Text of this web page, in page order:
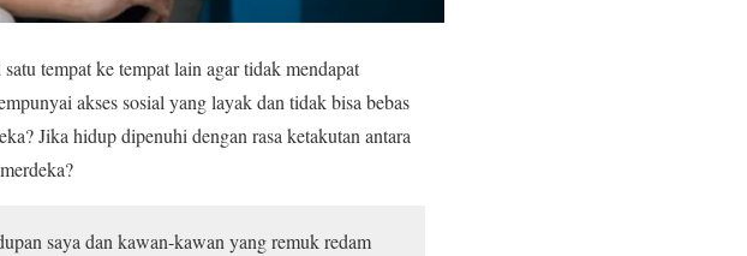
tempat ke tempat lain agar tidak mendapat
akses sosial yang layak dan tidak bisa bebas
Jika hidup dipenuhi dengan rasa ketakutan antara
saya dan kawan-kawan yang remuk redam